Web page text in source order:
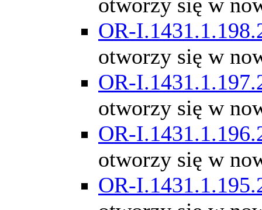
OR-
otworzy się w
OR-
otworzy się w
OR-
otworzy się w
OR-